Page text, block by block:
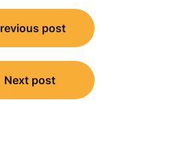
post
Next post